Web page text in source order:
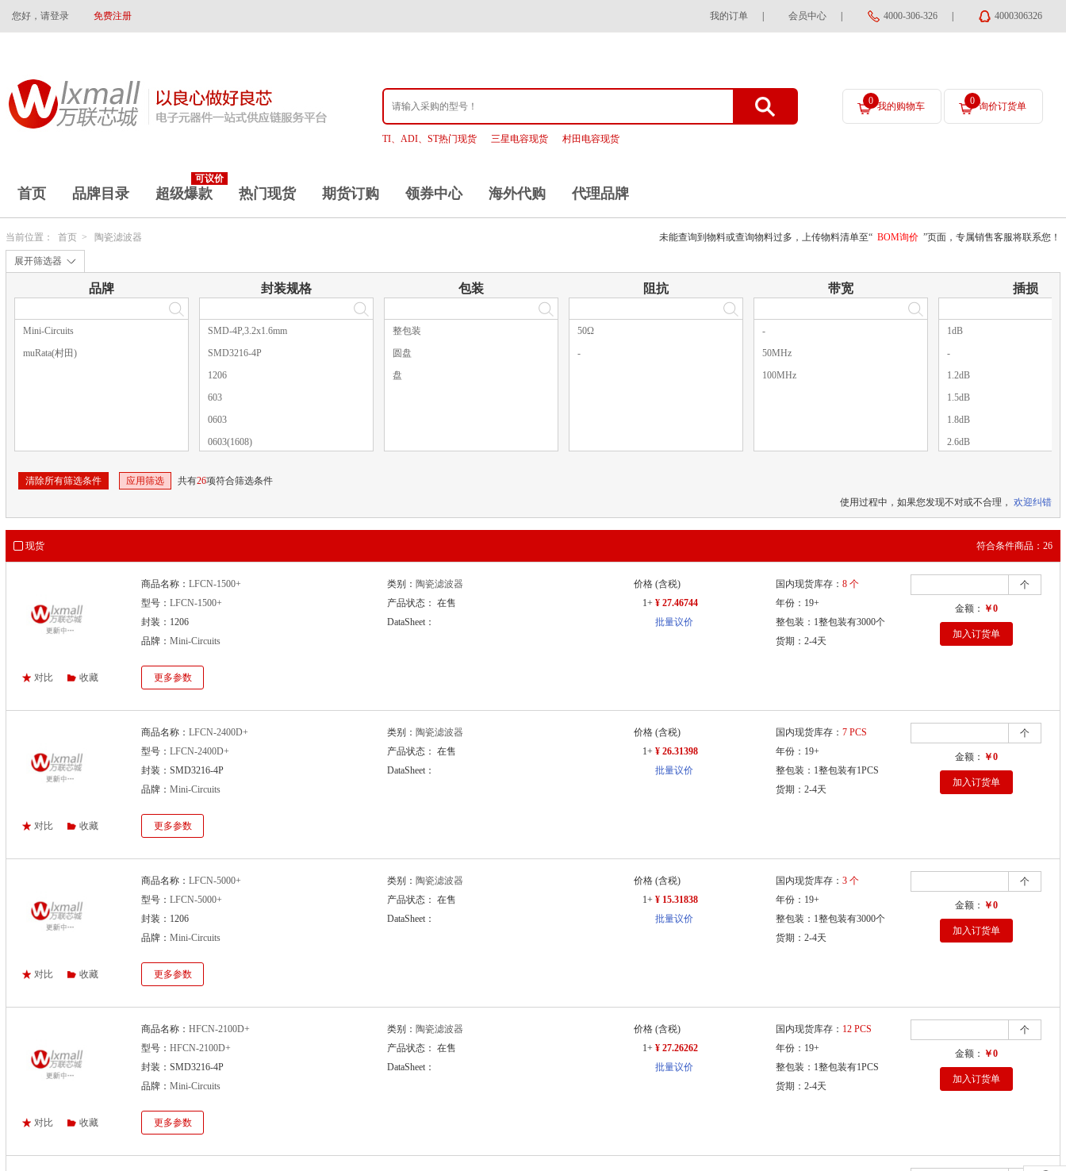
您好，请登录 免费注册 我的订单 会员中心 4000-306-326 4000306326
TI、ADI、ST热门现货 三星电容现货 村田电容现货
0 我的购物车 0 询价订货单
首页 品牌目录
可议价
超级爆款 热门现货 期货订购 领券中心 海外代购 代理品牌
当前位置： 首页 > 陶瓷滤波器 未能查询到物料或查询物料过多，上传物料清单至“ BOM询价 ”页面，专属销售客服将联系您！
展开筛选器
品牌
Mini-Circuits
muRata(村田)
封装规格
SMD-4P,3.2x1.6mm
SMD3216-4P
1206
603
0603
0603(1608)
402
SMD-3 0.8x1.6x0.65
包装
整包装
圆盘
盘
阻抗
50Ω
-
带宽
-
50MHz
100MHz
插损
1dB
-
1.2dB
1.5dB
1.8dB
2.6dB
清除所有筛选条件 应用筛选 共有26项符合筛选条件
使用过程中，如果您发现不对或不合理， 欢迎纠错
现货 符合条件商品：26
对比 收藏
商品名称： LFCN-1500+
型号： LFCN-1500+
封装：1206
品牌： Mini-Circuits
更多参数
类别： 陶瓷滤波器
产品状态： 在售
DataSheet：
价格 (含税)
1+ ¥ 27.46744
批量议价
国内现货库存： 8 个
年份：19+
整包装：1整包装有3000个
货期：2-4天
个
金额： ￥0
加入订货单
对比 收藏
商品名称： LFCN-2400D+
型号： LFCN-2400D+
封装：SMD3216-4P
品牌： Mini-Circuits
更多参数
类别： 陶瓷滤波器
产品状态： 在售
DataSheet：
价格 (含税)
1+ ¥ 26.31398
批量议价
国内现货库存： 7 PCS
年份：19+
整包装：1整包装有1PCS
货期：2-4天
个
金额： ￥0
加入订货单
对比 收藏
商品名称： LFCN-5000+
型号： LFCN-5000+
封装：1206
品牌： Mini-Circuits
更多参数
类别： 陶瓷滤波器
产品状态： 在售
DataSheet：
价格 (含税)
1+ ¥ 15.31838
批量议价
国内现货库存： 3 个
年份：19+
整包装：1整包装有3000个
货期：2-4天
个
金额： ￥0
加入订货单
对比 收藏
商品名称： HFCN-2100D+
型号： HFCN-2100D+
封装：SMD3216-4P
品牌： Mini-Circuits
更多参数
类别： 陶瓷滤波器
产品状态： 在售
DataSheet：
价格 (含税)
1+ ¥ 27.26262
批量议价
国内现货库存： 12 PCS
年份：19+
整包装：1整包装有1PCS
货期：2-4天
个
金额： ￥0
加入订货单